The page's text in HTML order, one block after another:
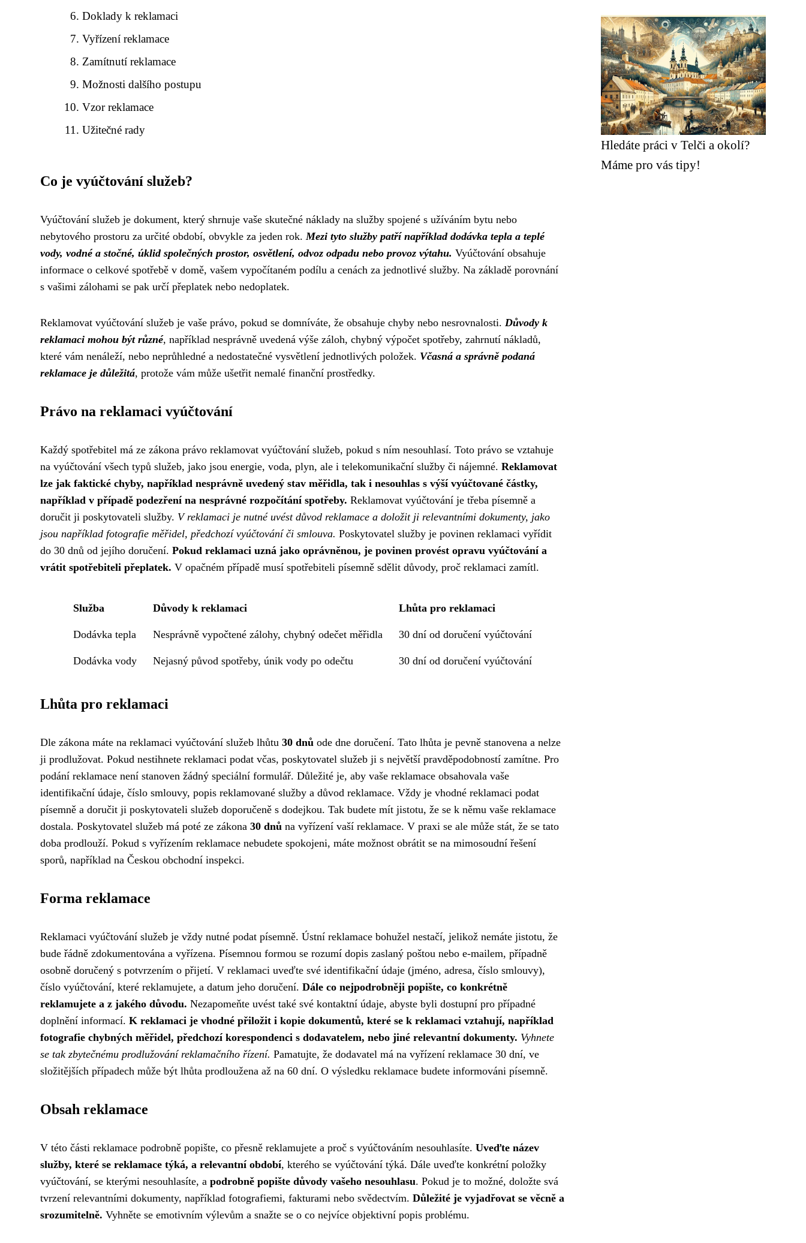
Doklady k reklamaci
Vyřízení reklamace
Zamítnutí reklamace
Možnosti dalšího postupu
Vzor reklamace
Užitečné rady
Co je vyúčtování služeb?
Vyúčtování služeb je dokument, který shrnuje vaše skutečné náklady na služby spojené s užíváním bytu nebo
nebytového prostoru za určité období, obvykle za jeden rok.Mezi tyto služby patří například dodávka tepla a teplé
vody, vodné a stočné, úklid společných prostor, osvětlení, odvoz odpadu nebo provoz výtahu. Vyúčtování obsahuje
informace o celkové spotřebě v domě, vašem vypočítaném podílu a cenách za jednotlivé služby. Na základě porovnání
s vašimi zálohami se pak určí přeplatek nebo nedoplatek.
Reklamovat vyúčtování služeb je vaše právo, pokud se domníváte, že obsahuje chyby nebo nesrovnalosti. Důvody k
reklamaci mohou být různé, například nesprávně uvedená výše záloh, chybný výpočet spotřeby, zahrnutí nákladů,
které vám nenáleží, nebo neprůhledné a nedostatečné vysvětlení jednotlivých položek. Včasná a správně podaná
reklamace je důležitá, protože vám může ušetřit nemalé finanční prostředky.
Právo na reklamaci vyúčtování
Každý spotřebitel má ze zákona právo reklamovat vyúčtování služeb, pokud s ním nesouhlasí. Toto právo se vztahuje
na vyúčtování všech typů služeb, jako jsou energie, voda, plyn, ale i telekomunikační služby či nájemné. Reklamovat
lze jak faktické chyby, například nesprávně uvedený stav měřidla, tak i nesouhlas s výší vyúčtované částky,
například v případě podezření na nesprávné rozpočítání spotřeby. Reklamovat vyúčtování je třeba písemně a
doručit ji poskytovateli služby. V reklamaci je nutné uvést důvod reklamace a doložit ji relevantními dokumenty, jako
jsou například fotografie měřidel, předchozí vyúčtování či smlouva. Poskytovatel služby je povinen reklamaci vyřídit
do 30 dnů od jejího doručení. Pokud reklamaci uzná jako oprávněnou, je povinen provést opravu vyúčtování a
vrátit spotřebiteli přeplatek. V opačném případě musí spotřebiteli písemně sdělit důvody, proč reklamaci zamítl.
Služba Důvody k reklamaci Lhůta pro reklamaci
Dodávka tepla Nesprávně vypočtené zálohy, chybný odečet měřidla 30 dní od doručení vyúčtování
Dodávka vody Nejasný původ spotřeby, únik vody po odečtu 30 dní od doručení vyúčtování
Lhůta pro reklamaci
Dle zákona máte na reklamaci vyúčtování služeb lhůtu 30 dnů ode dne doručení. Tato lhůta je pevně stanovena a nelze
ji prodlužovat. Pokud nestihnete reklamaci podat včas, poskytovatel služeb ji s největší pravděpodobností zamítne. Pro
podání reklamace není stanoven žádný speciální formulář. Důležité je, aby vaše reklamace obsahovala vaše
identifikační údaje, číslo smlouvy, popis reklamované služby a důvod reklamace. Vždy je vhodné reklamaci podat
písemně a doručit ji poskytovateli služeb doporučeně s dodejkou. Tak budete mít jistotu, že se k němu vaše reklamace
dostala. Poskytovatel služeb má poté ze zákona 30 dnů na vyřízení vaší reklamace. V praxi se ale může stát, že se tato
doba prodlouží. Pokud s vyřízením reklamace nebudete spokojeni, máte možnost obrátit se na mimosoudní řešení
sporů, například na Českou obchodní inspekci.
Forma reklamace
Reklamaci vyúčtování služeb je vždy nutné podat písemně. Ústní reklamace bohužel nestačí, jelikož nemáte jistotu, že
bude řádně zdokumentována a vyřízena. Písemnou formou se rozumí dopis zaslaný poštou nebo e-mailem, případně
osobně doručený s potvrzením o přijetí. V reklamaci uveďte své identifikační údaje (jméno, adresa, číslo smlouvy),
číslo vyúčtování, které reklamujete, a datum jeho doručení. Dále co nejpodrobněji popište, co konkrétně
reklamujete a z jakého důvodu. Nezapomeňte uvést také své kontaktní údaje, abyste byli dostupní pro případné
doplnění informací. K reklamaci je vhodné přiložit i kopie dokumentů, které se k reklamaci vztahují, například
fotografie chybných měřidel, předchozí korespondenci s dodavatelem, nebo jiné relevantní dokumenty. Vyhnete
se tak zbytečnému prodlužování reklamačního řízení. Pamatujte, že dodavatel má na vyřízení reklamace 30 dní, ve
složitějších případech může být lhůta prodloužena až na 60 dní. O výsledku reklamace budete informováni písemně.
Obsah reklamace
V této části reklamace podrobně popište, co přesně reklamujete a proč s vyúčtováním nesouhlasíte. Uveďte název
služby, které se reklamace týká, a relevantní období, kterého se vyúčtování týká. Dále uveďte konkrétní položky
vyúčtování, se kterými nesouhlasíte, a podrobně popište důvody vašeho nesouhlasu. Pokud je to možné, doložte svá
tvrzení relevantními dokumenty, například fotografiemi, fakturami nebo svědectvím. Důležité je vyjadřovat se věcně a
srozumitelně. Vyhněte se emotivním výlevům a snažte se o co nejvíce objektivní popis problému.
Hledáte práci v Telči a okolí?
Máme pro vás tipy!